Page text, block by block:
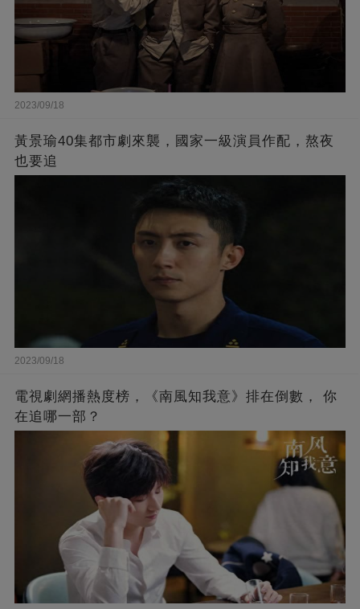
2023/09/18
黃景瑜40集都市劇來襲，國家一級演員作配，熬夜
也要追
2023/09/18
電視劇網播熱度榜，《南風知我意》排在倒數， 你
在追哪一部？